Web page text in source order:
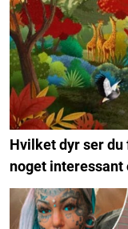
Hvilket dyr ser
noget interessant